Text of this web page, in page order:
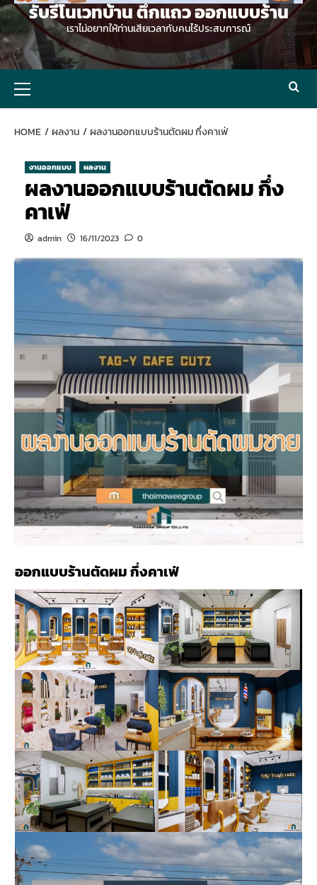
รับรีโนเวทบ้าน ตึกแถว ออกแบบร้าน
เราไม่อยากให้ท่านเสียเวลากับคนไร้ประสบการณ์
Menu
HOME ผลงาน ผลงานออกแบบร้านตัดผม กึ่งคาเฟ่
งานออกแบบ ผลงาน
ผลงานออกแบบร้านตัดผม กึ่ง
คาเฟ่
admin 16/11/2023 0
ออกแบบร้านตัดผม กึ่งคาเฟ่